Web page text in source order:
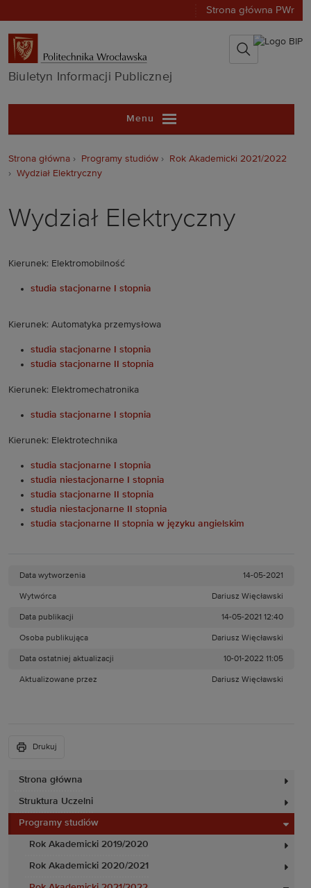
Strona główna PWr
Biuletyn
Biuletyn Informacji Publicznej
Menu
Strona główna
Struktura Uczelni
Programy studiów
Rok Akademicki 2019/2020
Rok Akademicki 2020/2021
Strona główna Programy studiów
Rok Akademicki 2021/2022
Wydział Elektryczny
Wydział Elektryczny
Kierunek: Elektromobilność
studia stacjonarne I stopnia
Kierunek: Automatyka przemysłowa
studia stacjonarne I stopnia
studia stacjonarne II stopnia
Kierunek: Elektromechatronika
studia stacjonarne I stopnia
Kierunek: Elektrotechnika
studia stacjonarne I stopnia
studia niestacjonarne I stopnia
studia stacjonarne II stopnia
studia niestacjonarne II stopnia
studia stacjonarne II stopnia w języku angielskim
Data wytworzenia 14-05-2021
Wytwórca Dariusz Więcławski
Data publikacji 14-05-2021 12:40
Osoba publikująca Dariusz Więcławski
Data ostatniej aktualizacji 10-01-2022 11:05
Aktualizowane przez Dariusz Więcławski
Drukuj